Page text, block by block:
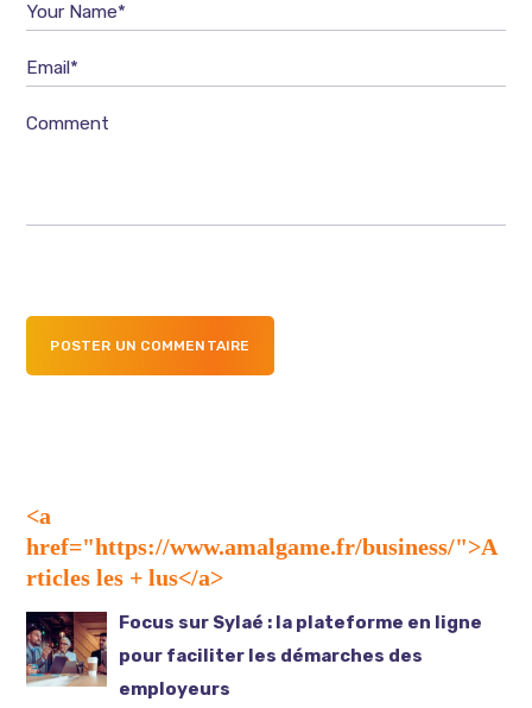
Your Name*
Email*
Comment
POSTER UN COMMENTAIRE
<a
href="https://www.amalgame.fr/business/">A
rticles les + lus</a>
Focus sur Sylaé : la plateforme en ligne
pour faciliter les démarches des
employeurs